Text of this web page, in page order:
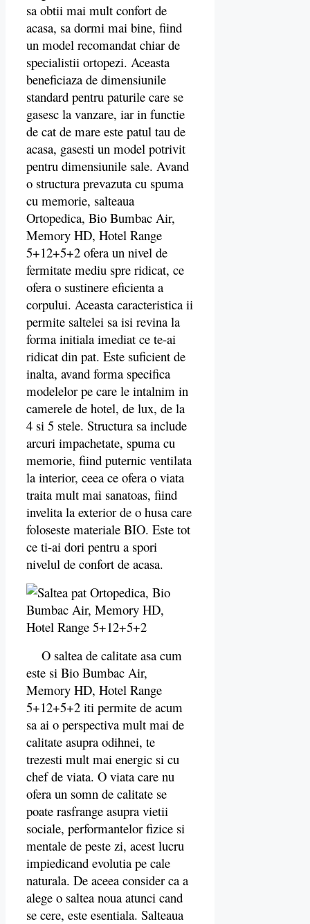
sa obtii mai mult confort de
acasa, sa dormi mai bine, fiind
un model recomandat chiar de
specialistii ortopezi. Aceasta
beneficiaza de dimensiunile
standard pentru paturile care se
gasesc la vanzare, iar in functie
de cat de mare este patul tau de
acasa, gasesti un model potrivit
pentru dimensiunile sale. Avand
o structura prevazuta cu spuma
cu memorie, salteaua
Ortopedica, Bio Bumbac Air,
Memory HD, Hotel Range
5+12+5+2 ofera un nivel de
fermitate mediu spre ridicat, ce
ofera o sustinere eficienta a
corpului. Aceasta caracteristica ii
permite saltelei sa isi revina la
forma initiala imediat ce te-ai
ridicat din pat. Este suficient de
inalta, avand forma specifica
modelelor pe care le intalnim in
camerele de hotel, de lux, de la
4 si 5 stele. Structura sa include
arcuri impachetate, spuma cu
memorie, fiind puternic ventilata
la interior, ceea ce ofera o viata
traita mult mai sanatoas, fiind
invelita la exterior de o husa care
foloseste materiale BIO. Este tot
ce ti-ai dori pentru a spori
nivelul de confort de acasa.
O saltea de calitate asa cum
este si Bio Bumbac Air,
Memory HD, Hotel Range
5+12+5+2 iti permite de acum
sa ai o perspectiva mult mai de
calitate asupra odihnei, te
trezesti mult mai energic si cu
chef de viata. O viata care nu
ofera un somn de calitate se
poate rasfrange asupra vietii
sociale, performantelor fizice si
mentale de peste zi, acest lucru
impiedicand evolutia pe cale
naturala. De aceea consider ca a
alege o saltea noua atunci cand
se cere, este esentiala. Salteaua